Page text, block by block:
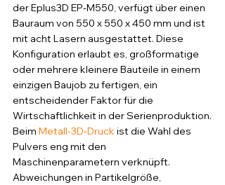
der Eplus3D EP-M550, verfügt über einen
Bauraum von 550 x 550 x 450 mm und ist
mit acht Lasern ausgestattet. Diese
Konfiguration erlaubt es, großformatige
oder mehrere kleinere Bauteile in einem
einzigen Baujob zu fertigen, ein
entscheidender Faktor für die
Wirtschaftlichkeit in der Serienproduktion.
Beim Metall-3D-Druck ist die Wahl des
Pulvers eng mit den
Maschinenparametern verknüpft.
Abweichungen in Partikelgröße,